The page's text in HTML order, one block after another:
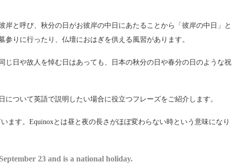
岸と呼び、秋分の日がお彼岸の中日にあたることから「彼岸の中日」と
りに行ったり、仏壇におはぎを供える風習があります。
じ日や故人を悼む日はあっても、日本の秋分の日や春分の日のような祝
ついて英語で説明したい場合に役立つフレーズをご紹介します。
います。Equinoxとは昼と夜の長さがほぼ変わらない時という意味になり
23 and is a national holiday.